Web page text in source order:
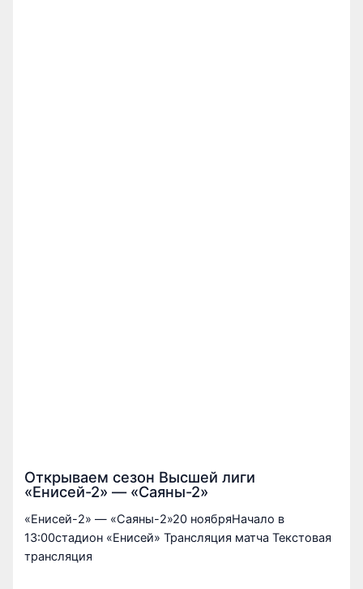
Открываем сезон Высшей лиги
«Енисей-2» — «Саяны-2»
«Енисей-2» — «Саяны-2»20 ноябряНачало в
13:00стадион «Енисей» Трансляция матча Текстовая
трансляция